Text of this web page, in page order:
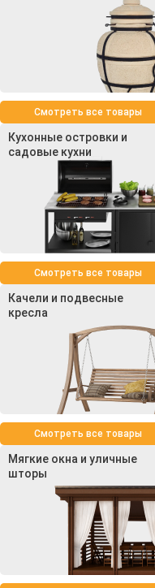
Смотреть все товары
Кухонные островки и
садовые кухни
Смотреть все товары
Качели и подвесные
кресла
Смотреть все товары
Мягкие окна и уличные
шторы